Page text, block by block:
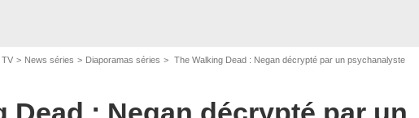
TV News séries Diaporamas séries The Walking Dead : Negan décrypté par un psychanalyste